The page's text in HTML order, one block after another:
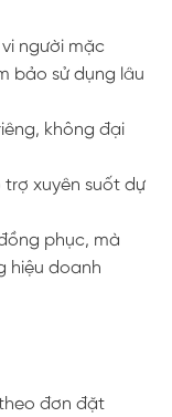
người mặc
bảo sử dụng lâu
không đại
trợ xuyên suốt dự
phục, mà
hiệu doanh
đơn đặt